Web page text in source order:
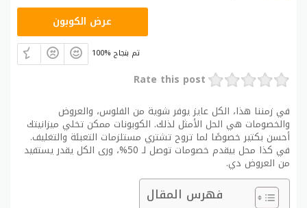
SFAQAT55عرض الكوبون
100% تم بنجاح
Rate this post
في زمننا هذا، الكل عايز يوفر شوية من الفلوس، والعروض
والخصومات هي الحل الأمثل لذلك. الكوبونات ممكن تخلي ميزانيتك
أحسن بكتير خصوصًا لما تروح تشتري مستلزمات التعبئة والتغليف.
في كذا محل بيقدم خصومات توصل لـ 50%، ورى الكل يقدر يستفيد
من العروض دي.
فهرس المقال